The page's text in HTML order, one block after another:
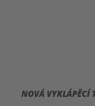
NOVÁ VYKLÁPĚCÍ